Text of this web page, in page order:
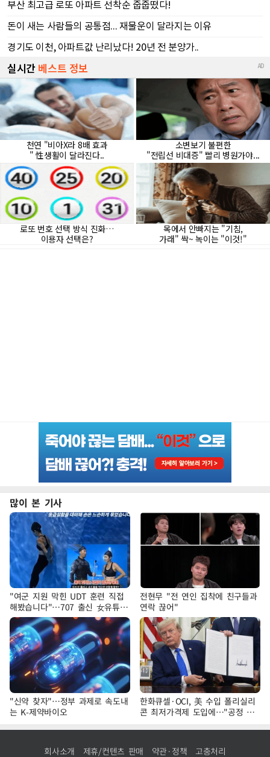
많이 본 기사
"여군 지원 막힌 UDT 훈련 직접
해봤습니다"…707 출신 女유튜버
'완벽 소화'
전현무 "전 연인 집착에 친구들과
연락 끊어"
"신약 찾자"…정부 과제로 속도내
는 K-제약바이오
한화큐셀·OCI, 美 수입 폴리실리
콘 최저가격제 도입에…"공정 경
쟁·수익성 개선 환영"
회사소개 제휴/컨텐츠 판매 약관·정책 고충처리